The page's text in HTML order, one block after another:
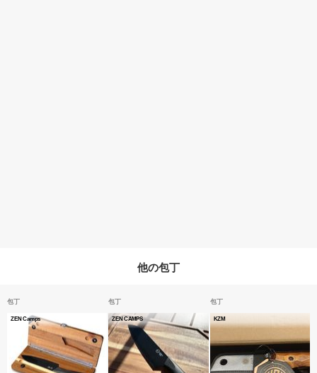
他の包丁
包丁
ZEN Camps
包丁
ZEN CAMPS
包丁
KZM